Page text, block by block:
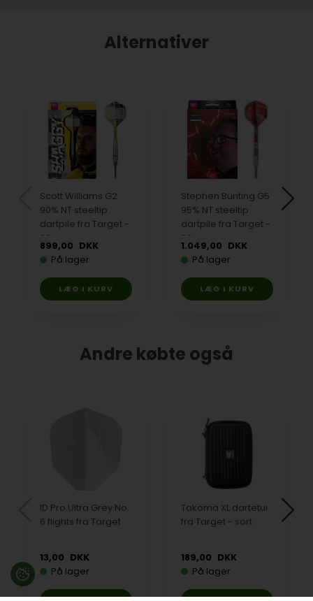
Alternativer
Scott Williams G2
90% NT steeltip
dartpile fra Target -
23 gram
899,00 DKK
På lager
Stephen Bunting G5
95% NT steeltip
dartpile fra Target -
23 gram
1.049,00 DKK
På lager
Andre købte også
ID Pro.Ultra Grey No.
6 flights fra Target
13,00 DKK
På lager
Takoma XL dartetui
fra Target - sort
189,00 DKK
På lager